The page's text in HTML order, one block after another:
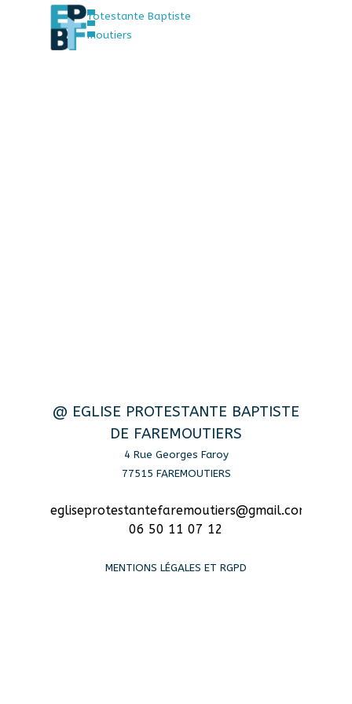
Aller au contenuSauter le menu
Église Protestante Baptiste
de Faremoutiers
@ EGLISE PROTESTANTE BAPTISTE
DE FAREMOUTIERS
4 Rue Georges Faroy
77515 FAREMOUTIERS
egliseprotestantefaremoutiers@gmail.com
06 50 11 07 12
MENTIONS LÉGALES ET RGPD